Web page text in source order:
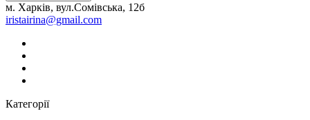
м. Харків, вул.Сомівська, 12б
iristairina@gmail.com
Категорії